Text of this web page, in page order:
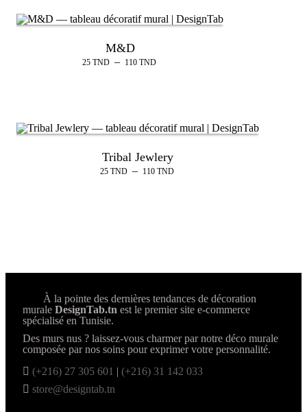
M&D
25 TND – 110 TND
Tribal Jewlery
25 TND – 110 TND
À la pointe des dernières tendances de décoration
murale DesignTab.tn est le premier site e-commerce
spécialisé en Tunisie.
Des murs nus ? laissez-vous charmer par notre déco murale
composée par nos soins pour exprimer votre personnalité.
(+216) 27 305 601 | (+216) 31 142 033
store@designtab.tn